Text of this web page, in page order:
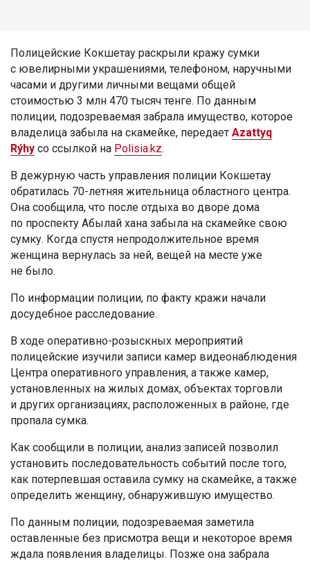
Полицейские Кокшетау раскрыли кражу сумки
с ювелирными украшениями, телефоном, наручными
часами и другими личными вещами общей
стоимостью 3 млн 470 тысяч тенге. По данным
полиции, подозреваемая забрала имущество, которое
владелица забыла на скамейке, передает Azattyq
Rýhy со ссылкой на Polisia.kz.
В дежурную часть управления полиции Кокшетау
обратилась 70-летняя жительница областного центра.
Она сообщила, что после отдыха во дворе дома
по проспекту Абылай хана забыла на скамейке свою
сумку. Когда спустя непродолжительное время
женщина вернулась за ней, вещей на месте уже
не было.
По информации полиции, по факту кражи начали
досудебное расследование.
В ходе оперативно-розыскных мероприятий
полицейские изучили записи камер видеонаблюдения
Центра оперативного управления, а также камер,
установленных на жилых домах, объектах торговли
и других организациях, расположенных в районе, где
пропала сумка.
Как сообщили в полиции, анализ записей позволил
установить последовательность событий после того,
как потерпевшая оставила сумку на скамейке, а также
определить женщину, обнаружившую имущество.
По данным полиции, подозреваемая заметила
оставленные без присмотра вещи и некоторое время
ждала появления владелицы. Позже она забрала